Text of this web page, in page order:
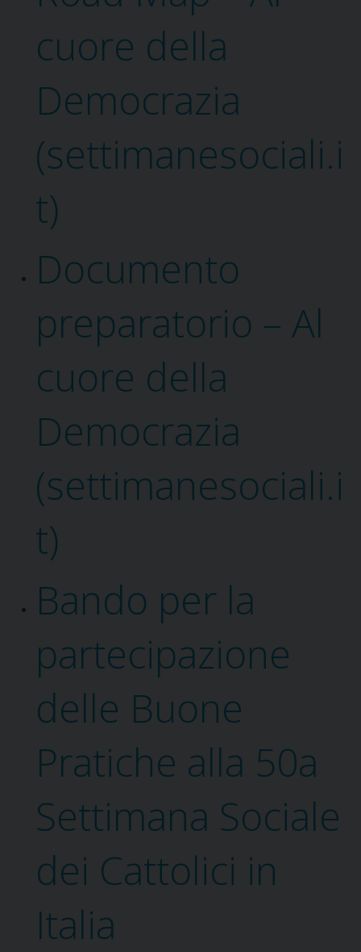
cuore della
Democrazia
(settimanesociali.i
t)
Documento
preparatorio – Al
cuore della
Democrazia
(settimanesociali.i
t)
Bando per la
partecipazione
delle Buone
Pratiche alla 50a
Settimana Sociale
dei Cattolici in
Italia